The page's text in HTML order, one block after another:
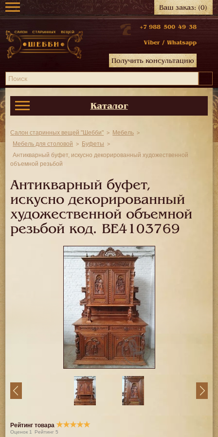
Ваш заказ:(0)
+7 988 500 49 38
Viber / Whatsapp
Получить консультацию
Каталог
Салон старинных вещей "Шебби"
Мебель
Мебель для столовой
Буфеты
Антикварный буфет, искусно декорированный художественной
объемной резьбой
Антикварный буфет,
искусно декорированный
художественной объемной
резьбой код. BE4103769
Рейтинг товара ★★★★★
Оценок 1 Рейтинг5